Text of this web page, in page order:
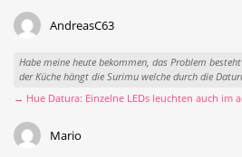
AndreasC63
Habe meine heute bekommen, das Problem
der Küche hängt die Surimu welche durch die
→ Hue Datura: Einzelne LEDs leuchten auch im
Mario